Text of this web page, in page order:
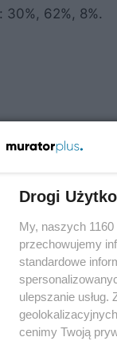
30%, 62%, 8%.
Drogi
My, naszych
przechowujemy
standardowe
ulepszanie
cenimy Twoją